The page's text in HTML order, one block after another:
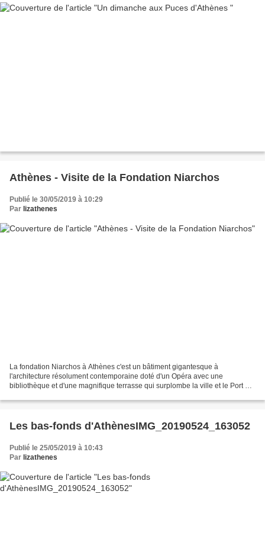
Athènes - Visite de la Fondation Niarchos
Publié le 30/05/2019 à 10:29
Par lizathenes
La fondation Niarchos à Athènes c'est un bâtiment gigantesque à
l'architecture résolument contemporaine doté d'un Opéra avec une
bibliothèque et d'une magnifique terrasse qui surplombe la ville et le Port du
Les bas-fonds d'AthènesIMG_20190524_163052
Publié le 25/05/2019 à 10:43
Par lizathenes